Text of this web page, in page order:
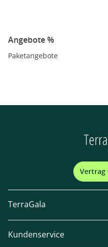
Angebote %
Paketangebote
Vertrag
TerraGala
Kundenservice